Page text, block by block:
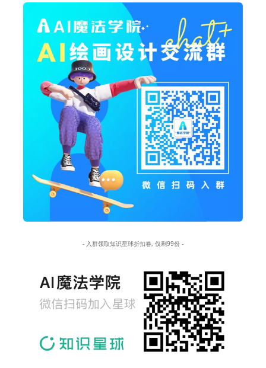
- 入群领取知识星球折扣卷, 仅剩99份 -